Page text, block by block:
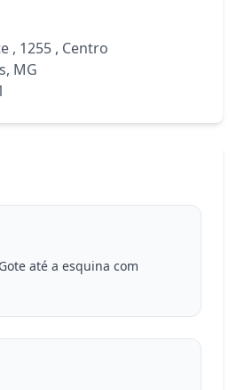
, 1255 , Centro
MG
até a esquina com